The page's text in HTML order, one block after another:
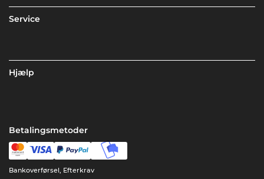
Service
Hjælp
Betalingsmetoder
Bankoverførsel, Efterkrav